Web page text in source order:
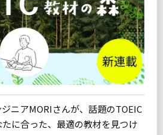
ニアMORIさんが、話題のTOEIC
に合った、最適の教材を見つけ